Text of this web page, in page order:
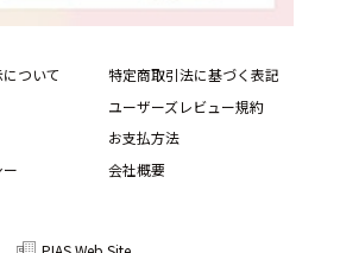
ついて
特定商取引法に基づく表記
ユーザーズレビュー規約
お支払方法
会社概要